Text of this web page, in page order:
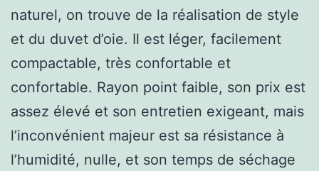
naturel, on trouve de la réalisation de style
et du duvet d’oie. Il est léger, facilement
compactable, très confortable et
confortable. Rayon point faible, son prix est
assez élevé et son entretien exigeant, mais
l’inconvénient majeur est sa résistance à
l’humidité, nulle, et son temps de séchage